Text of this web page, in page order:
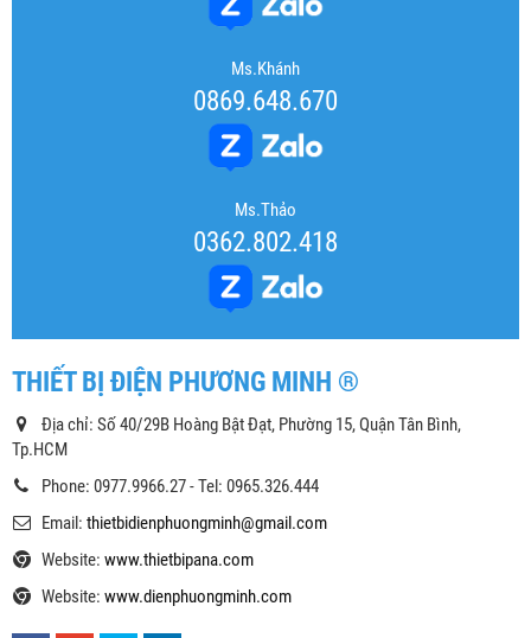
Ms.Khánh
0869.648.670
Ms.Thảo
0362.802.418
THIẾT BỊ ĐIỆN PHƯƠNG MINH ®
Địa chỉ: Số 40/29B Hoàng Bật Đạt, Phường 15, Quận Tân Bình,
Tp.HCM
Phone: 0977.9966.27 - Tel: 0965.326.444
Email: thietbidienphuongminh@gmail.com
Website: www.thietbipana.com
Website: www.dienphuongminh.com